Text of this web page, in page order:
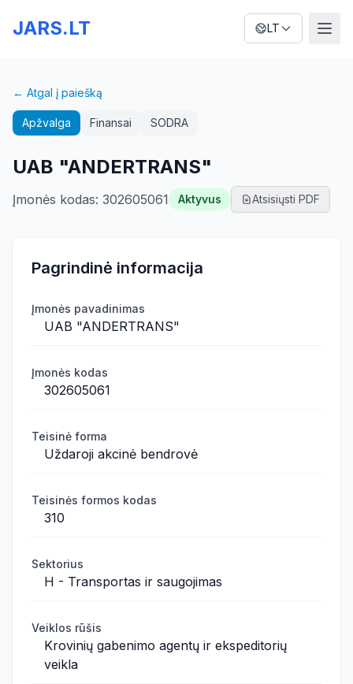
JARS.LT LT
← Atgal į paiešką
Apžvalga Finansai SODRA
UAB "ANDERTRANS"
Įmonės kodas: 302605061 Aktyvus Atsisiųsti PDF
Pagrindinė informacija
Įmonės pavadinimas
UAB "ANDERTRANS"
Įmonės kodas
302605061
Teisinė forma
Uždaroji akcinė bendrovė
Teisinės formos kodas
310
Sektorius
H - Transportas ir saugojimas
Veiklos rūšis
Krovinių gabenimo agentų ir ekspeditorių
veikla